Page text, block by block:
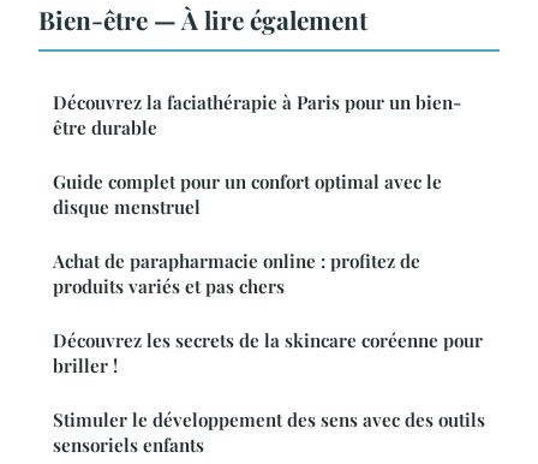
Bien-être — À lire également
Découvrez la faciathérapie à Paris pour un bien-
être durable
Guide complet pour un confort optimal avec le
disque menstruel
Achat de parapharmacie online : profitez de
produits variés et pas chers
Découvrez les secrets de la skincare coréenne pour
briller !
Stimuler le développement des sens avec des outils
sensoriels enfants